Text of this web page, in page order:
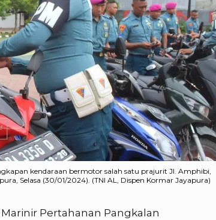
kendaraan bermotor salah satu prajurit Jl. Amphibi,
Selasa (30/01/2024). (TNI AL, Dispen Kormar Jayapura)
Pertahanan Pangkalan